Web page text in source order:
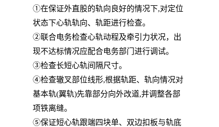
①在保证外直股的轨向良好的情况下,对定位
状态下心轨轨向、轨距进行检查。
②联合电务检查心轨动程及牵引力状况，出
现不达标情况应配合电务部门进行调试。
③检查长短心轨间隔尺寸。
④检查辙叉部位线形,根据轨距、轨向情况对
基本轨(翼轨)先靠部分向外改道,并调整各部
项铁离缝。
⑤保证短心轨跟端四块单、双边扣板与轨底